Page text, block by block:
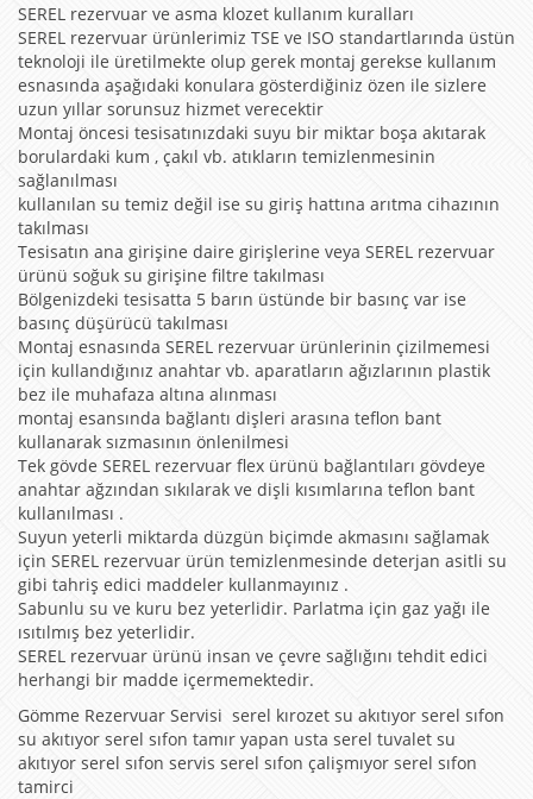
SEREL rezervuar ve asma klozet kullanım kuralları
SEREL rezervuar ürünlerimiz TSE ve ISO standartlarında üstün
teknoloji ile üretilmekte olup gerek montaj gerekse kullanım
esnasında aşağıdaki konulara gösterdiğiniz özen ile sizlere
uzun yıllar sorunsuz hizmet verecektir
Montaj öncesi tesisatınızdaki suyu bir miktar boşa akıtarak
borulardaki kum , çakıl vb. atıkların temizlenmesinin
sağlanılması
kullanılan su temiz değil ise su giriş hattına arıtma cihazının
takılması
Tesisatın ana girişine daire girişlerine veya SEREL rezervuar
ürünü soğuk su girişine filtre takılması
Bölgenizdeki tesisatta 5 barın üstünde bir basınç var ise
basınç düşürücü takılması
Montaj esnasında SEREL rezervuar ürünlerinin çizilmemesi
için kullandığınız anahtar vb. aparatların ağızlarının plastik
bez ile muhafaza altına alınması
montaj esansında bağlantı dişleri arasına teflon bant
kullanarak sızmasının önlenilmesi
Tek gövde SEREL rezervuar flex ürünü bağlantıları gövdeye
anahtar ağzından sıkılarak ve dişli kısımlarına teflon bant
kullanılması .
Suyun yeterli miktarda düzgün biçimde akmasını sağlamak
için SEREL rezervuar ürün temizlenmesinde deterjan asitli su
gibi tahriş edici maddeler kullanmayınız .
Sabunlu su ve kuru bez yeterlidir. Parlatma için gaz yağı ile
ısıtılmış bez yeterlidir.
SEREL rezervuar ürünü insan ve çevre sağlığını tehdit edici
herhangi bir madde içermemektedir.
Gömme Rezervuar Servisi serel kırozet su akıtıyor serel sıfon
su akıtıyor serel sıfon tamır yapan usta serel tuvalet su
akıtıyor serel sıfon servis serel sıfon çalişmıyor serel sıfon
tamirci